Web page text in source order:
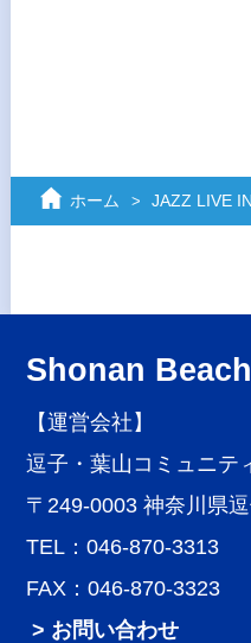
ホーム JAZZ LIVE
Shonan
【運営会社】
逗子・葉山コミュニテ
〒249-0003 神奈川県
TEL：046-870-3313
FAX：046-870-3323
> お問い合わせ